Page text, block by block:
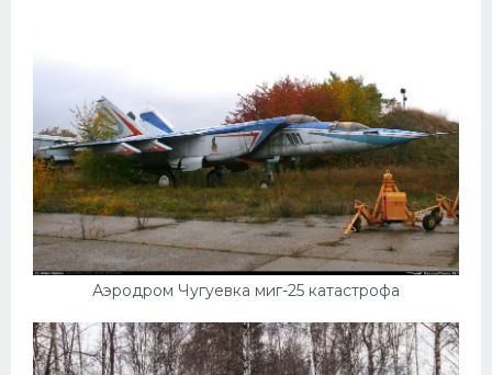
Аэродром Чугуевка миг-25 катастрофа